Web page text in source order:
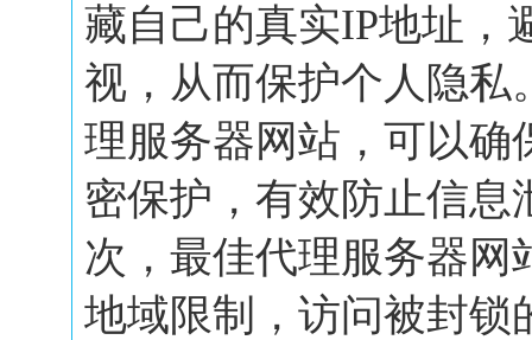
藏自己的真实IP地址，
视，从而保护个人隐私
理服务器网站，可以确
密保护，有效防止信
次，最佳代理服务器
地域限制，访问被封锁